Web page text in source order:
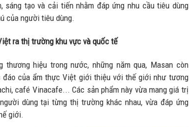
sáng tạo và cải tiến nhằm đáp ứng nhu cầu tiêu dùng
của người tiêu dùng.
ra thị trường khu vực và quốc tế
thương hiệu trong nước, những năm qua, Masan còn
đáo của ẩm thực Việt giới thiệu với thế giới như tương
café Vinacafe... Các sản phẩm này vừa mang giá trị
dùng tại từng thị trường khác nhau, vừa đáp ứng
giới.